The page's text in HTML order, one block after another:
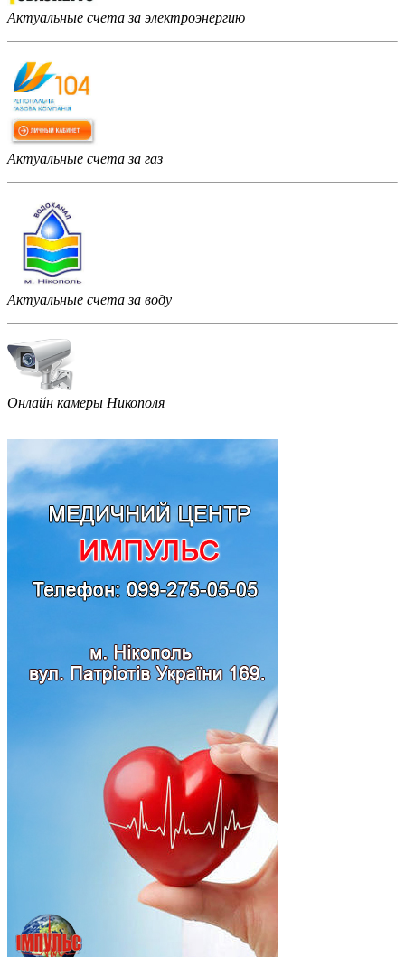
Актуальные счета за электроэнергию
Актуальные счета за газ
Актуальные счета за воду
Онлайн камеры Никополя